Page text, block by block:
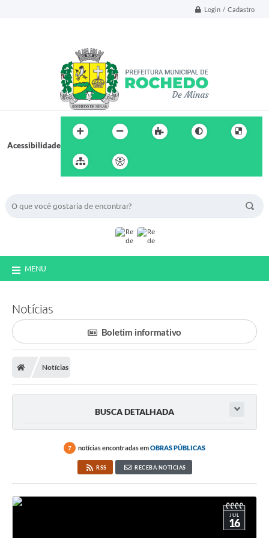
Login / Cadastro
Acessibilidade
MENU
Notícias
Boletim informativo
Notícias
BUSCA DETALHADA
7 notícias encontradas emOBRAS PÚBLICAS
RSS RECEBA NOTÍCIAS
JUL
16